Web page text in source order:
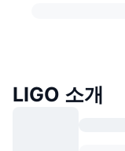
LIGO 소개